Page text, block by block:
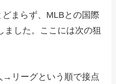
まらず、MLBとの国際
ました。ここには次の狙
→リーグという順で接点